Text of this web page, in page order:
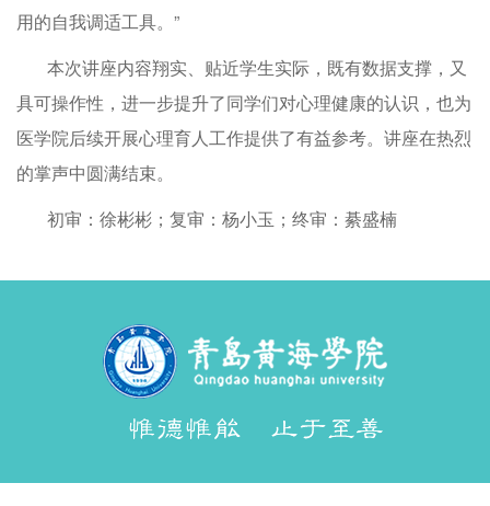
用的自我调适工具。”
本次讲座内容翔实、贴近学生实际，既有数据支撑，又
具可操作性，进一步提升了同学们对心理健康的认识，也为
医学院后续开展心理育人工作提供了有益参考。讲座在热烈
的掌声中圆满结束。
初审：徐彬彬；复审：杨小玉；终审：綦盛楠